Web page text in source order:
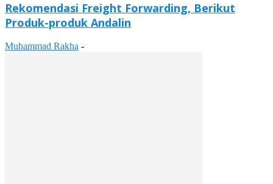
Rekomendasi Freight Forwarding, Berikut
Produk-produk Andalin
Muhammad Rakha -